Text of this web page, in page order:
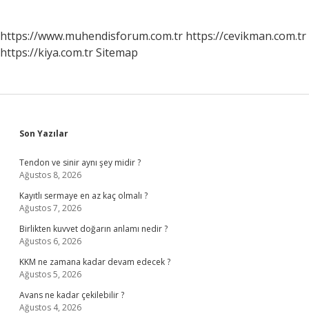
https://www.muhendisforum.com.tr https://cevikman.com.tr
https://kiya.com.trSitemap
Sidebar
Son Yazılar
Tendon ve sinir aynı şey midir ?
Ağustos 8, 2026
Kayıtlı sermaye en az kaç olmalı ?
Ağustos 7, 2026
Birlikten kuvvet doğarın anlamı nedir ?
Ağustos 6, 2026
KKM ne zamana kadar devam edecek ?
Ağustos 5, 2026
Avans ne kadar çekilebilir ?
Ağustos 4, 2026